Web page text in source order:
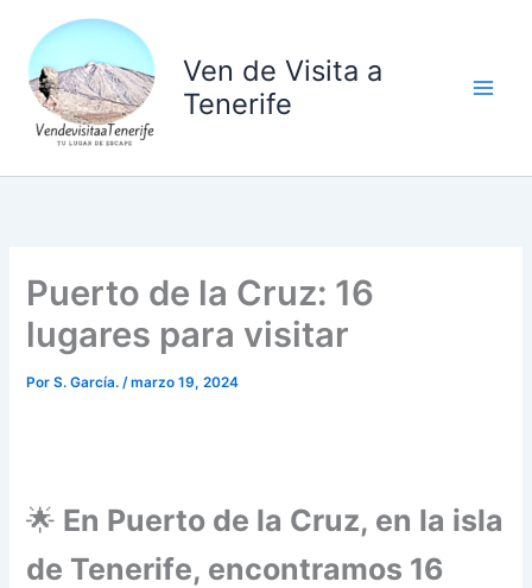
contenido
Ven de Visita a
Tenerife
Puerto de la Cruz: 16
lugares para visitar
PorS. García./marzo 19, 2024
🌟 En Puerto de la Cruz, en la isla
de Tenerife, encontramos 16